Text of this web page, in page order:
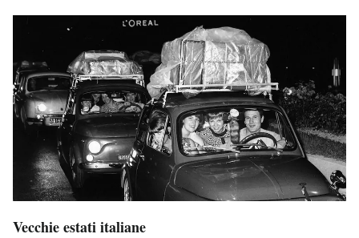
Vecchie estati italiane